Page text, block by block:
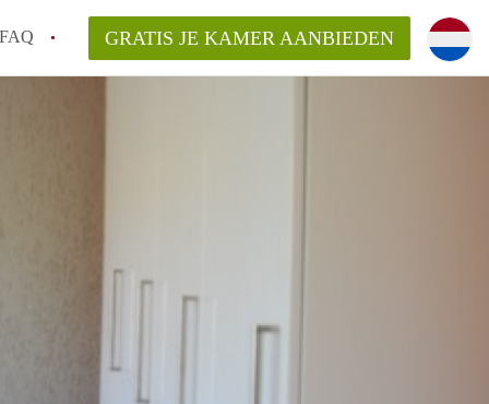
FAQ GRATIS JE KAMER AANBIEDEN